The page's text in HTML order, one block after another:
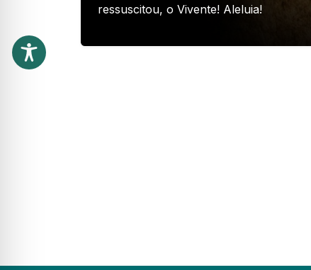
ressuscitou, o Vivente! Aleluia!